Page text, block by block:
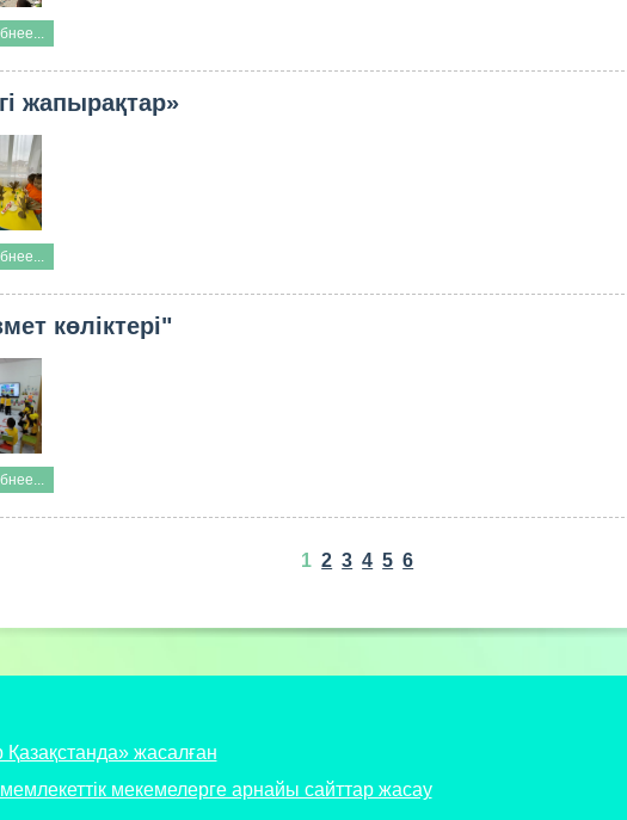
жапырақтар»
көліктері"
1 2 3 4 5 6
Қазақстанда» жасалған
мекемелерге арнайы сайттар жасау